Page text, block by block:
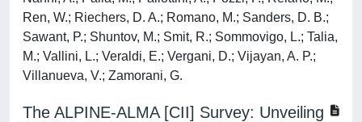
Ren, W.; Riechers, D. A.; Romano, M.; Sanders, D. B.;
Sawant, P.; Shuntov, M.; Smit, R.; Sommovigo, L.; Talia,
M.; Vallini, L.; Veraldi, E.; Vergani, D.; Vijayan, A. P.;
Villanueva, V.; Zamorani, G.
The ALPINE-ALMA [CII] Survey: Unveiling